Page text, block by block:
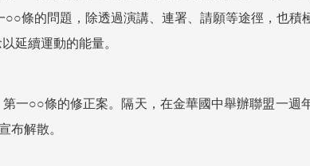
條的問題，除透過演講、連署、請願等途徑，也積
延續運動的能量。
一○○條的修正案。隔天，在金華國中舉辦聯盟一週
布解散。